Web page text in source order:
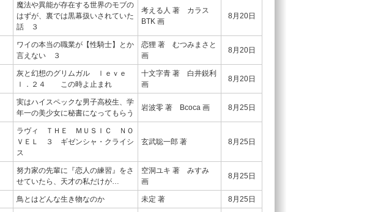
魔法や異能が存在する世界のモブの
はずが、裏では黒幕扱いされていた
話 ３
考える人 著 カラス
BTK 画
8月20日
ワイの本当の職業が【性騎士】とか
言えない ３
恋狸 著 むつみまさと
画
8月20日
灰と幻想のグリムガル ｌｅｖｅ
ｌ．２４ この時よ止まれ
十文字青 著 白井鋭利
画
8月20日
実はハイスペックな男子高校生、学
年一の美少女に秘書になってもらう
岩波零 著 Bcoca 画 8月25日
ラヴィ ＴＨＥ ＭＵＳＩＣ ＮＯ
ＶＥＬ ３ ギゼンシャ・クライシ
ス
玄武聡一郎 著 8月25日
努力家の先輩に『恋人の練習』をさ
せていたら、天才の私だけが…
空洞ユキ 著 みすみ
画
8月25日
鳥とはどんな生き物なのか 未定 著 8月25日